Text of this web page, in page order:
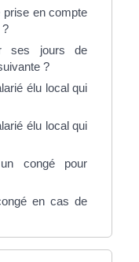
prise en compte
ses jours de
?
élu local qui
élu local qui
congé pour
en cas de